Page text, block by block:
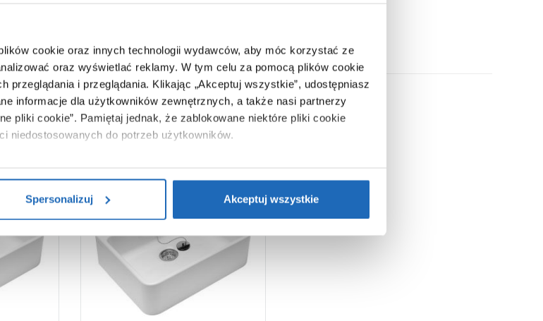
cookie oraz innych technologii wydawców, aby móc korzystać ze
oraz wyświetlać reklamy. W tym celu za pomocą plików cookie
przeglądania i przeglądania. Klikając „Akceptuj wszystkie”, udostępniasz
informacje dla użytkowników zewnętrznych, a także nasi partnerzy
pliki cookie”. Pamiętaj jednak, że zablokowane niektóre pliki cookie
niedostosowanych do potrzeb użytkowników.
cookie, kliknij „Ustawienia plików cookie”.Jeśli chcesz uzyskać
Spersonalizuj
Akceptuj wszystkie